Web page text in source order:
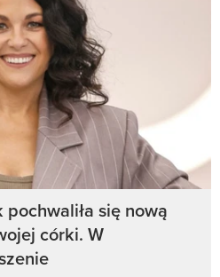
się nową
córki. W